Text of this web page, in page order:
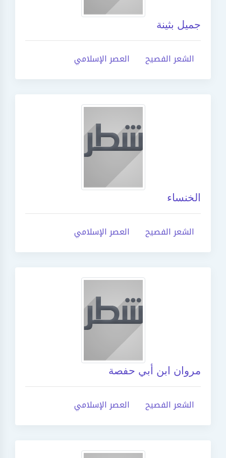
جميل بثينة
الشعر الفصيح العصر الإسلامي
الخنساء
الشعر الفصيح العصر الإسلامي
مروان ابن أبي حفصة
الشعر الفصيح العصر الإسلامي